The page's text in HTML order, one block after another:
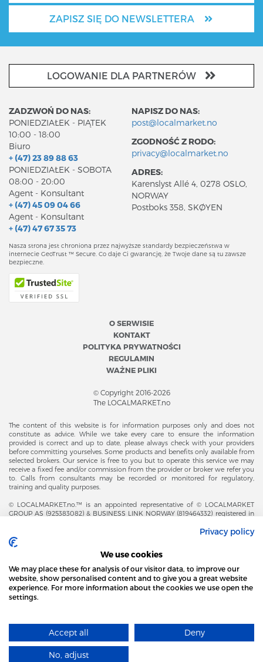
ZAPISZ SIĘ DO NEWSLETTERA
LOGOWANIE DLA PARTNERÓW
ZADZWOŃ DO NAS:
PONIEDZIAŁEK - PIĄTEK
10:00 - 18:00
Biuro
+ (47) 23 89 88 63
PONIEDZIAŁEK - SOBOTA
08:00 - 20:00
Agent - Konsultant
+ (47) 45 09 04 66
Agent - Konsultant
+ (47) 47 67 35 73
NAPISZ DO NAS:
post@localmarket.no
ZGODNOŚĆ Z RODO:
privacy@localmarket.no
ADRES:
Karenslyst Allé 4, 0278 OSLO,
NORWAY
Postboks 358, SKØYEN
Nasza strona jest chroniona przez najwyższe standardy bezpieczeństwa w
internecie GeoTrust ™ Secure. Co daje Ci gwarancję, że Twoje dane są tu zawsze
bezpieczne.
O SERWISIE
KONTAKT
POLITYKA PRYWATNOŚCI
REGULAMIN
WAŻNE PLIKI
© Copyright 2016-2026
The LOCALMARKET.no
The content of this website is for information purposes only and does not
constitute as advice. While we take every care to ensure the information
provided is correct and up to date, please always check with your providers
before committing yourselves. Some products and benefits only available from
selected brokers. Our service is free to you but to operate this service we may
receive a fixed fee and/or commission from the provider or broker we refer you
to. Calls from consultants may be recorded or monitored for regulatory,
training and quality purposes.
© LOCALMARKET.no.™ is an appointed representative of © LOCALMARKET
GROUP AS (925383082) & BUSINESS LINK NORWAY (819464332) registered in
Brønnøysundregistrene. Financial & Insurance Services and Markets Authority,
and subject to limited regulation by the Financial Conduct Authority. Head
Office Adresse: Karenslyst Alle 4, 0278 Oslo – Skøyen. Post Adresse: Postboks
358, 0213 Oslo, Norway. Email Contact: post@localmarket.no. Office Contact: +
47 23 89 88 63 © Copyright 2016-2026 The LOCALMARKET GROUP ™.
DODATKOWO OD ZESPOŁU LOCALMARKET |
Designed and Developed by
STRONA LOCAL MARKET WYKORZYSTUJE PLIKI
DOWIEDZ SIĘ WIĘCEJ
Privacy policy
We use cookies
We may place these for analysis of our visitor data, to improve our
website, show personalised content and to give you a great website
experience. For more information about the cookies we use open the
settings.
Accept all Deny
No, adjust